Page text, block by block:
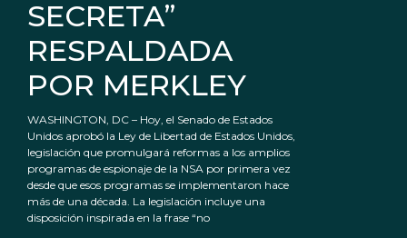
SECRETA”
RESPALDADA
POR MERKLEY
WASHINGTON, DC – Hoy, el Senado de Estados
Unidos aprobó la Ley de Libertad de Estados Unidos,
legislación que promulgará reformas a los amplios
programas de espionaje de la NSA por primera vez
desde que esos programas se implementaron hace
más de una década. La legislación incluye una
disposición inspirada en la frase “no